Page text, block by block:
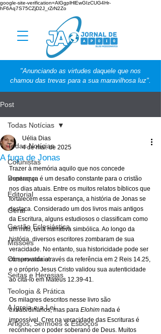
google-site-verification=AlGgplHlEwGIzCUG4Hr-
hF6Aq7S75CZjD2J_rZrN2Zo
"Anunciando as virtudes daquele que nos
chamou das trevas para a sua maravilhosa luz".
Post
Todas Notícias
Colunistas
Destaque
Editorial
Geral
Gestão Eclesiástica
Missões
Observatório
Seitas e Heresias
Teologia & Prática
A Igreja e a Lei
Artigos, Sermões & Esboços
Todas Notícias
A fuga de Jonas
Uélia Dias
4 de mai. de 2025
Trazer à memória aquilo que nos concede
esperança é um desafio constante para o cristão
nos dias atuais. Entre os muitos relatos bíblicos que
fortalecem essa esperança, a história de Jonas se
destaca. Considerado um dos livros mais antigos
da Escritura, alguns estudiosos o classificam como
um mito, uma narrativa simbólica. Ao longo da
história, diversos escritores zombaram de sua
veracidade. No entanto, sua historicidade pode ser
comprovada através da referência em 2 Reis 14.25,
e o próprio Jesus Cristo validou sua autenticidade
ao citá-lo em Mateus 12.39-41.
Os milagres descritos nesse livro são
extraordinários, mas para Elohim nada é
impossível. Crer na veracidade das Escrituras é
reconhecer o poder soberano de Deus. Muitos